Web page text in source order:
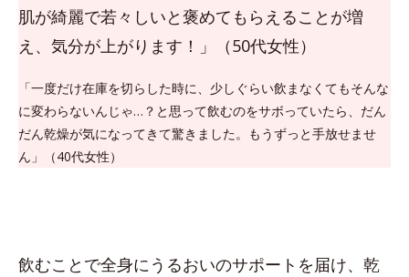
肌が綺麗で若々しいと褒めてもらえることが増
え、気分が上がります！」（50代女性）
「一度だけ在庫を切らした時に、少しぐらい飲まなくてもそんな
に変わらないんじゃ…？と思って飲むのをサボっていたら、だん
だん乾燥が気になってきて驚きました。もうずっと手放せませ
ん」（40代女性）
飲むことで全身にうるおいのサポートを届け、乾